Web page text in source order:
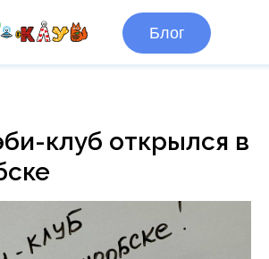
Блог
клуб открылся в